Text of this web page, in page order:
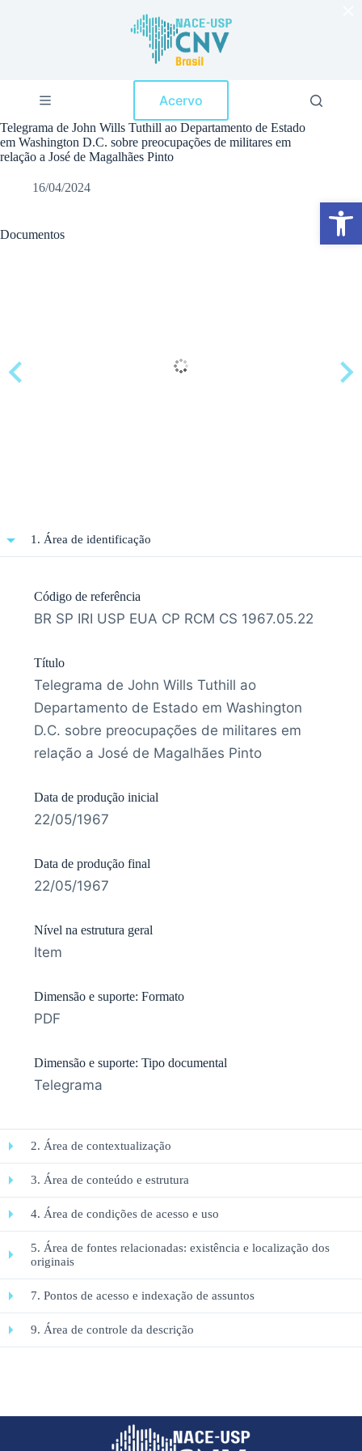
Abrir a barra de ferramentas
a
o
c
ú
Acervo
Telegrama de John Wills Tuthill ao Departamento de Estado
em Washington D.C. sobre preocupações de militares em
relação a José de Magalhães Pinto
16/04/2024
Documentos
1. Área de identificação
Código de referência
BR SP IRI USP EUA CP RCM CS 1967.05.22
Título
Telegrama de John Wills Tuthill ao
Departamento de Estado em Washington
D.C. sobre preocupações de militares em
relação a José de Magalhães Pinto
Data de produção inicial
22/05/1967
Data de produção final
22/05/1967
Nível na estrutura geral
Item
Dimensão e suporte: Formato
PDF
Dimensão e suporte: Tipo documental
Telegrama
2. Área de contextualização
3. Área de conteúdo e estrutura
4. Área de condições de acesso e uso
5. Área de fontes relacionadas: existência e localização dos
originais
7. Pontos de acesso e indexação de assuntos
9. Área de controle da descrição